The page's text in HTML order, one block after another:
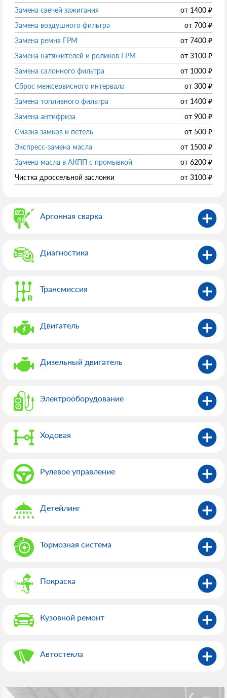
Замена свечей зажигания от 1400 ₽
Замена воздушного фильтра
от 700 ₽
Замена ремня ГРМ
от 7400 ₽
Замена натяжителей и роликов ГРМ
от 3100 ₽
Замена салонного фильтра
от 1000 ₽
Сброс межсервисного интервала
от 300 ₽
Замена топливного фильтра
от 1400 ₽
Замена антифриза
от 900 ₽
Смазка замков и петель
от 500 ₽
Экспресс-замена масла
от 1500 ₽
Замена масла в АКПП с промывкой
от 6200 ₽
Чистка дроссельной заслонки
от 3100 ₽
Аргонная сварка
Диагностика
Трансмиссия
Двигатель
Дизельный двигатель
Электрооборудованиe
Ходовая
Рулевое управление
Детейлинг
Тормозная система
Покраска
Кузовной ремонт
Автостекла